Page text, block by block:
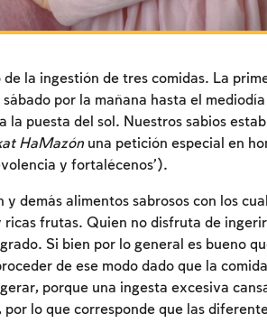
la ingestión de tres comidas. La
por la mañana hasta el
la puesta del sol. Nuestros sabios
HaMazónuna petición especial en
y fortalécenos’).
demás alimentos sabrosos con los
frutas. Quien no disfruta de
Si bien por lo general es bueno
de ese modo dado que la
porque una ingesta excesiva
lo que corresponde que las